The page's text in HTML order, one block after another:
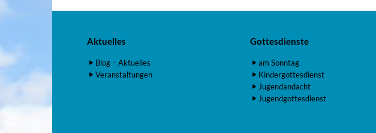
Aktuelles
Blog – Aktuelles
Veranstaltungen
Gottesdienste
am Sonntag
Kindergottesdienst
Jugendandacht
Jugendgottesdienst